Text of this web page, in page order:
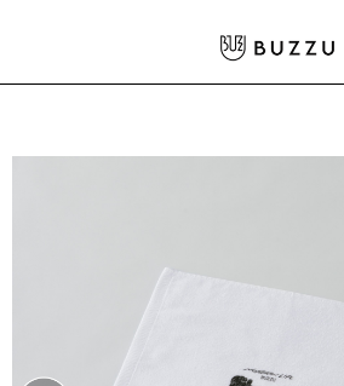
ハンドタオル（ワン